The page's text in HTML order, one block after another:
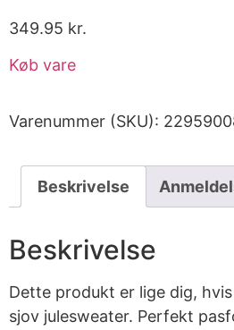
349.95 kr.
Køb vare
Varenummer (SKU):
Beskrivelse
Beskrivelse
Dette produkt er lige dig,
sjov julesweater. Perfekt